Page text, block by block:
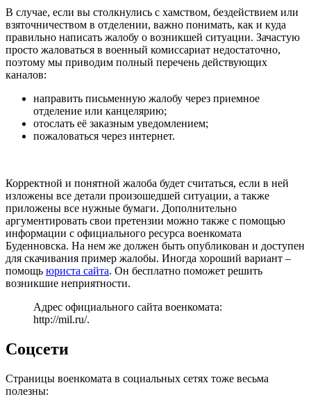
В случае, если вы столкнулись с хамством, бездействием или
взяточничеством в отделении, важно понимать, как и куда
правильно написать жалобу о возникшей ситуации. Зачастую
просто жаловаться в военный комиссариат недостаточно,
поэтому мы приводим полный перечень действующих
каналов:
направить письменную жалобу через приемное
отделение или канцелярию;
отослать её заказным уведомлением;
пожаловаться через интернет.
Корректной и понятной жалоба будет считаться, если в ней
изложены все детали произошедшей ситуации, а также
приложены все нужные бумаги. Дополнительно
аргументировать свои претензии можно также с помощью
информации с официального ресурса военкомата
Буденновска. На нем же должен быть опубликован и доступен
для скачивания пример жалобы. Иногда хороший вариант –
помощь юриста сайта. Он бесплатно поможет решить
возникшие неприятности.
Адрес официального сайта военкомата:
http://mil.ru/.
Соцсети
Страницы военкомата в социальных сетях тоже весьма
полезны: